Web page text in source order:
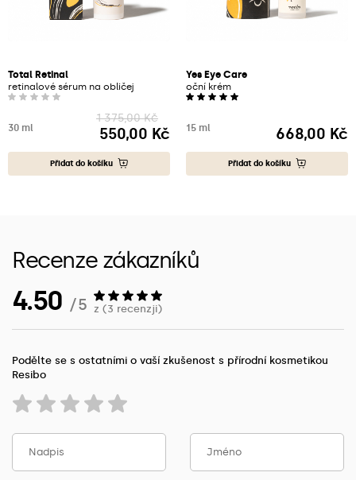
Total Retinal
retinalové sérum na obličej
30 ml
1 375,00 Kč
Cena
550,00 Kč
Přidat do košíku
Yes Eye Care
oční krém
15 ml
Cena
668,00 Kč
Přidat do košíku
Recenze zákazníků
4.50 / 5 z (3 recenzji)
Podělte se s ostatními o vaší zkušenost s přírodní kosmetikou
Resibo